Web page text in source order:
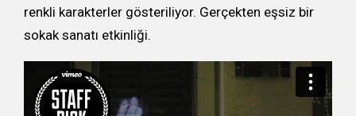
renkli karakterler gösteriliyor. Gerçekten eşsiz bir
sokak sanatı etkinliği.